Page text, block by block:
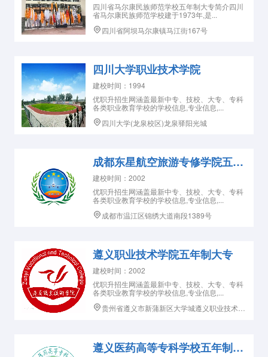
四川省马尔康民族师范学校五年制大专简介四川
省马尔康民族师范学校建于1973年,是...
四川省阿坝马尔康镇马江街167号
四川大学职业技术学院
建校时间：1994
优职升招生网涵盖最新中专、技校、大专、专科
各类职业教育学校的学校信息,专业信息,...
四川大学(龙泉校区)龙泉驿阳光城
成都东星航空旅游专修学院五年制大专
建校时间：2002
优职升招生网涵盖最新中专、技校、大专、专科
各类职业教育学校的学校信息,专业信息,...
成都市温江区锦绣大道南段1389号
遵义职业技术学院五年制大专
建校时间：2002
优职升招生网涵盖最新中专、技校、大专、专科
各类职业教育学校的学校信息,专业信息,...
贵州省遵义市新蒲新区大学城遵义职业技术学院
遵义医药高等专科学校五年制大专学校